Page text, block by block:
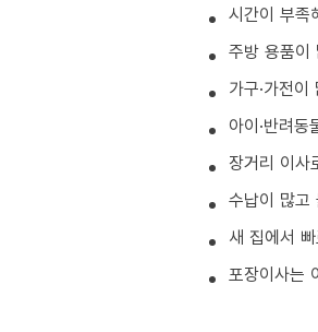
시간이 부족
주방 용품이
가구·가전
아이·반려
장거리 이사
수납이 많고
새 집에서
포장이사는